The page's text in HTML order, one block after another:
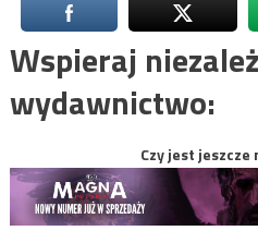
Wspieraj
wydawnictwo:
Czy jest jeszcze